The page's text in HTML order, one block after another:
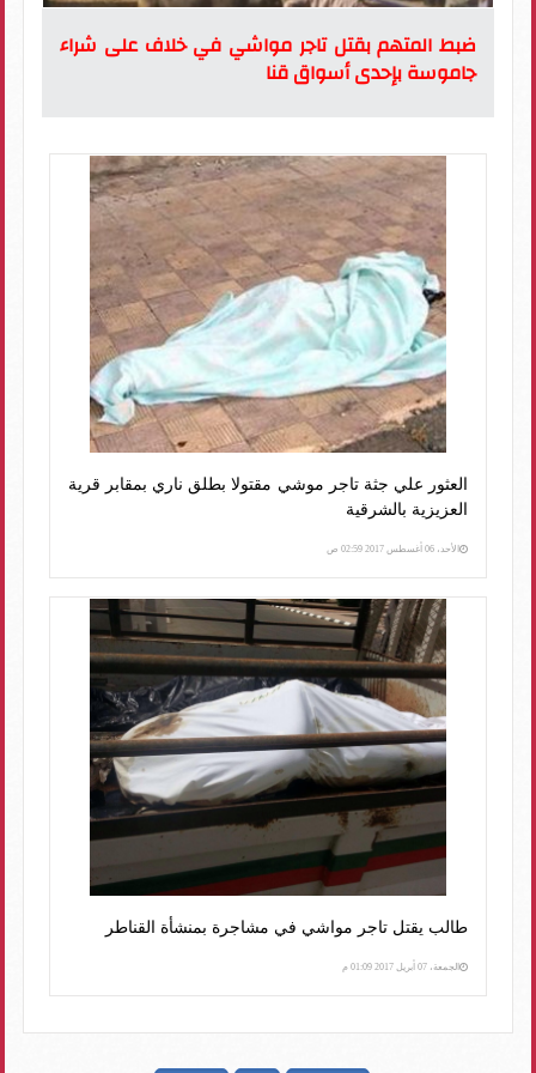
ضبط المتهم بقتل تاجر مواشي في خلاف على شراء
جاموسة بإحدى أسواق قنا
العثور علي جثة تاجر موشي مقتولا بطلق ناري بمقابر قرية
العزيزية بالشرقية
الأحد، 06 أغسطس 2017 02:59 ص
طالب يقتل تاجر مواشي في مشاجرة بمنشأة القناطر
الجمعة، 07 أبريل 2017 01:09 م